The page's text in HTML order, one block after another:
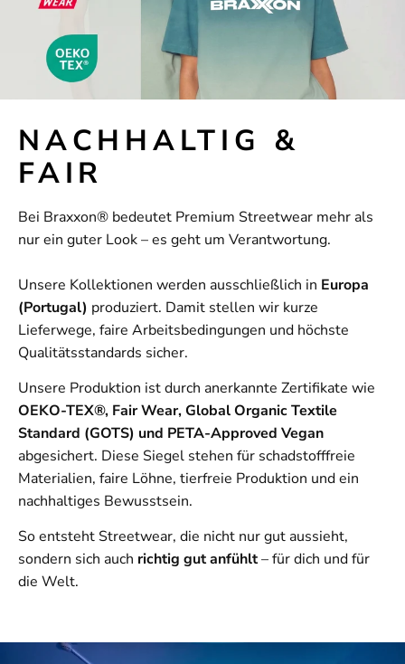
NACHHALTIG &
FAIR
Bei Braxxon® bedeutet Premium Streetwear mehr als
nur ein guter Look – es geht um Verantwortung.
Unsere Kollektionen werden ausschließlich in Europa
(Portugal) produziert. Damit stellen wir kurze
Lieferwege, faire Arbeitsbedingungen und höchste
Qualitätsstandards sicher.
Unsere Produktion ist durch anerkannte Zertifikate wie
OEKO-TEX®, Fair Wear, Global Organic Textile
Standard (GOTS) und PETA-Approved Vegan
abgesichert. Diese Siegel stehen für schadstofffreie
Materialien, faire Löhne, tierfreie Produktion und ein
nachhaltiges Bewusstsein.
So entsteht Streetwear, die nicht nur gut aussieht,
sondern sich auch richtig gut anfühlt– für dich und für
die Welt.